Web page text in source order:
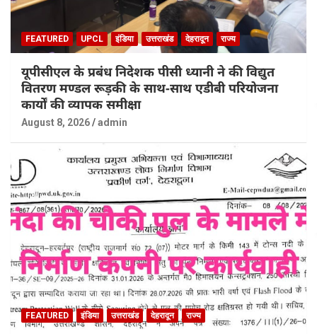
FEATURED UPCL इंडिया उत्तराखंड देहरादून राज्य
यूपीसीएल के प्रबंध निदेशक पीसी ध्यानी ने की विद्युत
वितरण मण्डल रूड़की के साथ-साथ एडीबी परियोजना
कार्यों की व्यापक समीक्षा
August 8, 2026 admin
FEATURED इंडिया उत्तराखंड देहरादून राज्य